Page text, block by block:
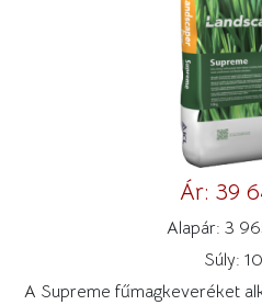
Ár: 39
Alapár: 3
Súly:
A Supreme fűmagkeveréket